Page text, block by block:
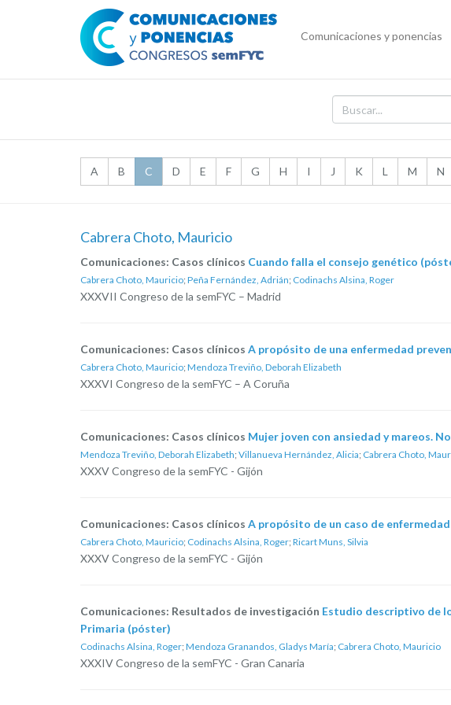
Comunicaciones y ponencias
A B C D E F G H I J K L M N
Cabrera Choto, Mauricio
Comunicaciones: Casos clínicos Cuando falla el consejo genético
Cabrera Choto, Mauricio; Peña Fernández, Adrián; Codinachs Alsina, Roger
XXXVII Congreso de la semFYC – Madrid
Comunicaciones: Casos clínicos A propósito de una enfermedad
Cabrera Choto, Mauricio; Mendoza Treviño, Deborah Elizabeth
XXXVI Congreso de la semFYC – A Coruña
Comunicaciones: Casos clínicos Mujer joven con ansiedad y mareos.
Mendoza Treviño, Deborah Elizabeth; Villanueva Hernández, Alicia; Cabrera Choto,
XXXV Congreso de la semFYC - Gijón
Comunicaciones: Casos clínicos A propósito de un caso de
Cabrera Choto, Mauricio; Codinachs Alsina, Roger; Ricart Muns, Silvia
XXXV Congreso de la semFYC - Gijón
Comunicaciones: Resultados de investigación Estudio descriptivo de
Primaria (póster)
Codinachs Alsina, Roger; Mendoza Granandos, Gladys María; Cabrera Choto, Mauricio
XXXIV Congreso de la semFYC - Gran Canaria